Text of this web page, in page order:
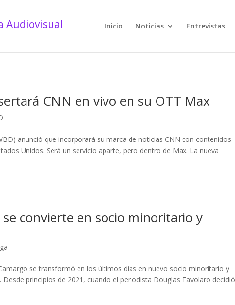
Inicio Noticias Entrevistas
CNN en vivo en su OTT Max
anunció que incorporará su marca de noticias CNN con contenidos
Unidos. Será un servicio aparte, pero dentro de Max. La nueva
se convierte en socio minoritario y
se transformó en los últimos días en nuevo socio minoritario y
principios de 2021, cuando el periodista Douglas Tavolaro decidió